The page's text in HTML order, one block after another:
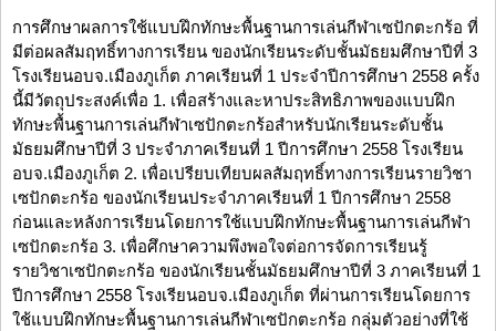
การศึกษาผลการใช้แบบฝึกทักษะพื้นฐานการเล่นกีฬาเซปักตะกร้อ ที่
มีต่อผลสัมฤทธิ์ทางการเรียน ของนักเรียนระดับชั้นมัธยมศึกษาปีที่ 3
โรงเรียนอบจ.เมืองภูเก็ต ภาคเรียนที่ 1 ประจำปีการศึกษา 2558 ครั้ง
นี้มีวัตถุประสงค์เพื่อ 1. เพื่อสร้างและหาประสิทธิภาพของแบบฝึก
ทักษะพื้นฐานการเล่นกีฬาเซปักตะกร้อสำหรับนักเรียนระดับชั้น
มัธยมศึกษาปีที่ 3 ประจำภาคเรียนที่ 1 ปีการศึกษา 2558 โรงเรียน
อบจ.เมืองภูเก็ต 2. เพื่อเปรียบเทียบผลสัมฤทธิ์ทางการเรียนรายวิชา
เซปักตะกร้อ ของนักเรียนประจำภาคเรียนที่ 1 ปีการศึกษา 2558
ก่อนและหลังการเรียนโดยการใช้แบบฝึกทักษะพื้นฐานการเล่นกีฬา
เซปักตะกร้อ 3. เพื่อศึกษาความพึงพอใจต่อการจัดการเรียนรู้
รายวิชาเซปักตะกร้อ ของนักเรียนชั้นมัธยมศึกษาปีที่ 3 ภาคเรียนที่ 1
ปีการศึกษา 2558 โรงเรียนอบจ.เมืองภูเก็ต ที่ผ่านการเรียนโดยการ
ใช้แบบฝึกทักษะพื้นฐานการเล่นกีฬาเซปักตะกร้อ กลุ่มตัวอย่างที่ใช้